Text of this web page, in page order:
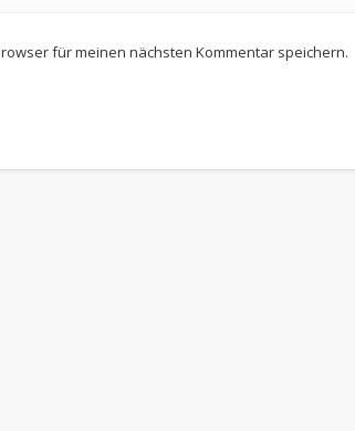
für meinen nächsten Kommentar speichern.